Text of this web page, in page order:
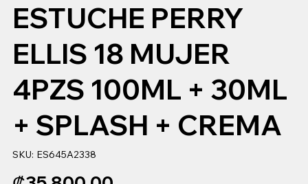
ESTUCHE PERRY
ELLIS 18 MUJER
4PZS 100ML + 30ML
+ SPLASH + CREMA
SKU: SKU
ES645A2338
ES645A2338
Precio